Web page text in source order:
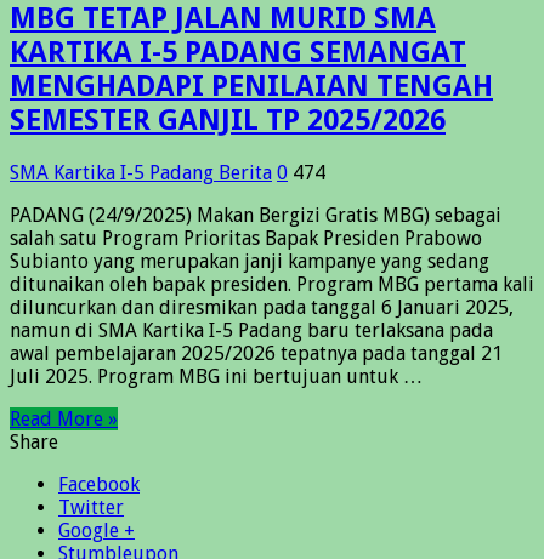
MBG TETAP JALAN MURID SMA
KARTIKA I-5 PADANG SEMANGAT
MENGHADAPI PENILAIAN TENGAH
SEMESTER GANJIL TP 2025/2026
SMA Kartika I-5 Padang Berita 0 474
PADANG (24/9/2025) Makan Bergizi Gratis MBG) sebagai
salah satu Program Prioritas Bapak Presiden Prabowo
Subianto yang merupakan janji kampanye yang sedang
ditunaikan oleh bapak presiden. Program MBG pertama kali
diluncurkan dan diresmikan pada tanggal 6 Januari 2025,
namun di SMA Kartika I-5 Padang baru terlaksana pada
awal pembelajaran 2025/2026 tepatnya pada tanggal 21
Juli 2025. Program MBG ini bertujuan untuk …
Read More »
Share
Facebook
Twitter
Google +
Stumbleupon